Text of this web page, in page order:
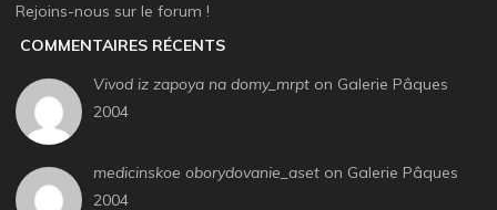
Rejoins-nous sur le forum !
COMMENTAIRES RÉCENTS
Vivod iz zapoya na domy_mrpt on Galerie Pâques
2004
medicinskoe oborydovanie_aset on Galerie Pâques
2004